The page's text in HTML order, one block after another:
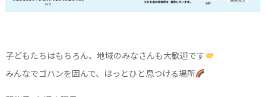
子どもたちはもちろん、地域のみなさんも大歓迎です
みんなでゴハンを囲んで、ほっとひと息つける場所